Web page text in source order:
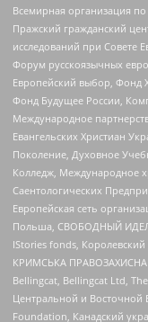
Всемирная организация
Пражский гражданский
исследований при Совете
Форум русскоязычных
Европейский выбор, Фонд
Фонд Будущее России,
Международное
Евангельских Христиан
Поколение, Духовное
Колледж, Международное
Саентологических
Европейская сеть
Польша, СВОБОДНЫЙ
IStories fonds,
КРИМСЬКА ПРАВОЗАХИСНА
Bellingcat, Bellingcat Ltd,
Центральной и Восточной
Foundation, Канадский